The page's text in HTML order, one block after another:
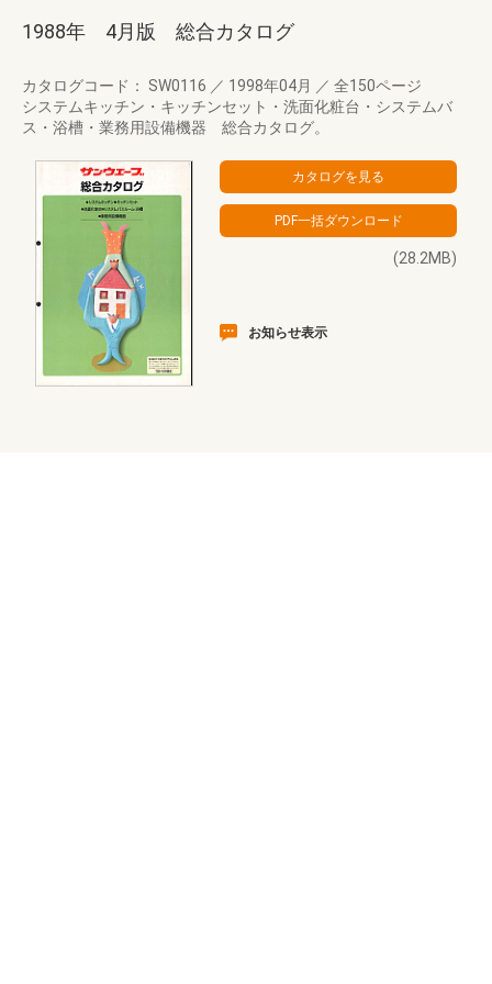
1988年 4月版 総合カタログ
カタログコード： SW0116 ／ 1998年04月 ／ 全150ページ
システムキッチン・キッチンセット・洗面化粧台・システムバ
ス・浴槽・業務用設備機器 総合カタログ。
(28.2MB)
お知らせ表示